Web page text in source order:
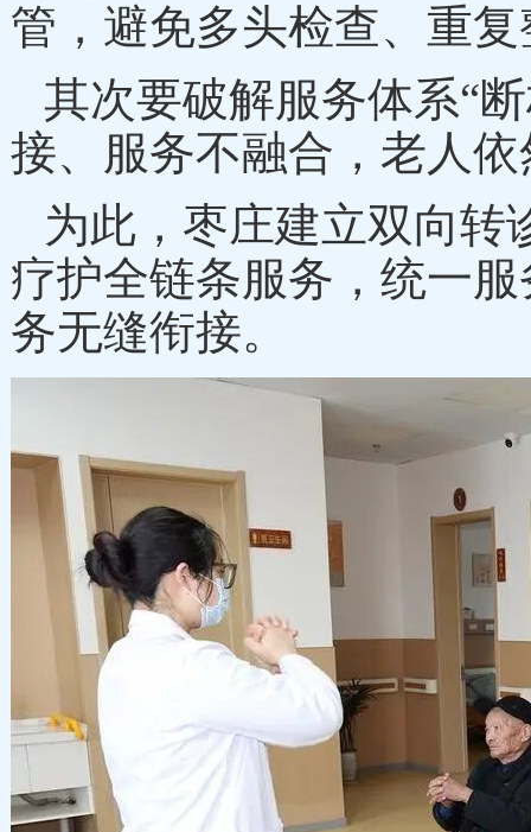
管，避免多头检查、重
其次要破解服务体系“
接、服务不融合，老人
为此，枣庄建立双向转
疗护全链条服务，统一
务无缝衔接。